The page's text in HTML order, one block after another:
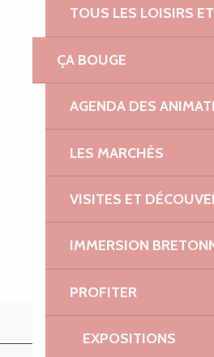
TOUS LES LOISIRS
ÇA BOUGE
AGENDA DES
LES MARCHÉS
VISITES ET
IMMERSION
PROFITER
EXPOSITIONS